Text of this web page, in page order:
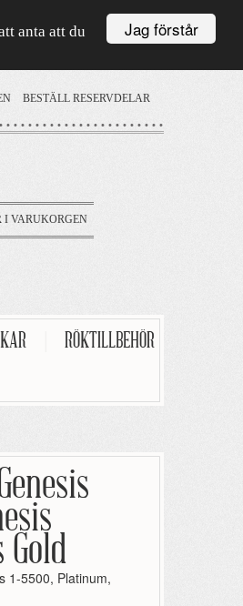
Jag förstår
anta att du
BESTÄLL RESERVDELAR
I VARUKORGEN
RÖKTILLBEHÖR
Gold
1-5500, Platinum,